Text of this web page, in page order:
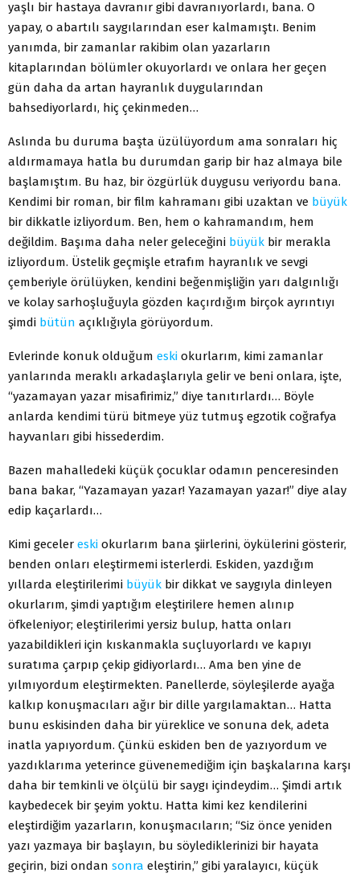
yaşlı bir hastaya davranır gibi davranıyorlardı, bana. O
yapay, o abartılı saygılarından eser kalmamıştı. Benim
yanımda, bir zamanlar rakibim olan yazarların
kitaplarından bölümler okuyorlardı ve onlara her geçen
gün daha da artan hayranlık duygularından
bahsediyorlardı, hiç çekinmeden…
Aslında bu duruma başta üzülüyordum ama sonraları hiç
aldırmamaya hatla bu durumdan garip bir haz almaya bile
başlamıştım. Bu haz, bir özgürlük duygusu veriyordu bana.
Kendimi bir roman, bir film kahramanı gibi uzaktan ve büyük
bir dikkatle izliyordum. Ben, hem o kahramandım, hem
değildim. Başıma daha neler geleceğini büyük bir merakla
izliyordum. Üstelik geçmişle etrafım hayranlık ve sevgi
çemberiyle örülüyken, kendini beğenmişliğin yarı dalgınlığı
ve kolay sarhoşluğuyla gözden kaçırdığım birçok ayrıntıyı
şimdi bütün açıklığıyla görüyordum.
Evlerinde konuk olduğum eski okurlarım, kimi zamanlar
yanlarında meraklı arkadaşlarıyla gelir ve beni onlara, işte,
“yazamayan yazar misafirimiz,” diye tanıtırlardı… Böyle
anlarda kendimi türü bitmeye yüz tutmuş egzotik coğrafya
hayvanları gibi hissederdim.
Bazen mahalledeki küçük çocuklar odamın penceresinden
bana bakar, “Yazamayan yazar! Yazamayan yazar!” diye alay
edip kaçarlardı…
Kimi geceler eski okurlarım bana şiirlerini, öykülerini gösterir,
benden onları eleştirmemi isterlerdi. Eskiden, yazdığım
yıllarda eleştirilerimi büyük bir dikkat ve saygıyla dinleyen
okurlarım, şimdi yaptığım eleştirilere hemen alınıp
öfkeleniyor; eleştirilerimi yersiz bulup, hatta onları
yazabildikleri için kıskanmakla suçluyorlardı ve kapıyı
suratıma çarpıp çekip gidiyorlardı… Ama ben yine de
yılmıyordum eleştirmekten. Panellerde, söyleşilerde ayağa
kalkıp konuşmacıları ağır bir dille yargılamaktan… Hatta
bunu eskisinden daha bir yüreklice ve sonuna dek, adeta
inatla yapıyordum. Çünkü eskiden ben de yazıyordum ve
yazdıklarıma yeterince güvenemediğim için başkalarına karşı
daha bir temkinli ve ölçülü bir saygı içindeydim… Şimdi artık
kaybedecek bir şeyim yoktu. Hatta kimi kez kendilerini
eleştirdiğim yazarların, konuşmacıların; “Siz önce yeniden
yazı yazmaya bir başlayın, bu söylediklerinizi bir hayata
geçirin, bizi ondan sonra eleştirin,” gibi yaralayıcı, küçük